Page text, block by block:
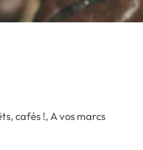
cafés !, A vos marcs